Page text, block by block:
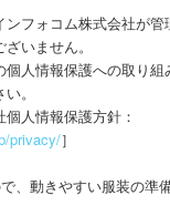
フォコム株式会社が
いません。
個人情報保護への取り
。
個人情報保護方針：
privacy/］
、動きやすい服装の準